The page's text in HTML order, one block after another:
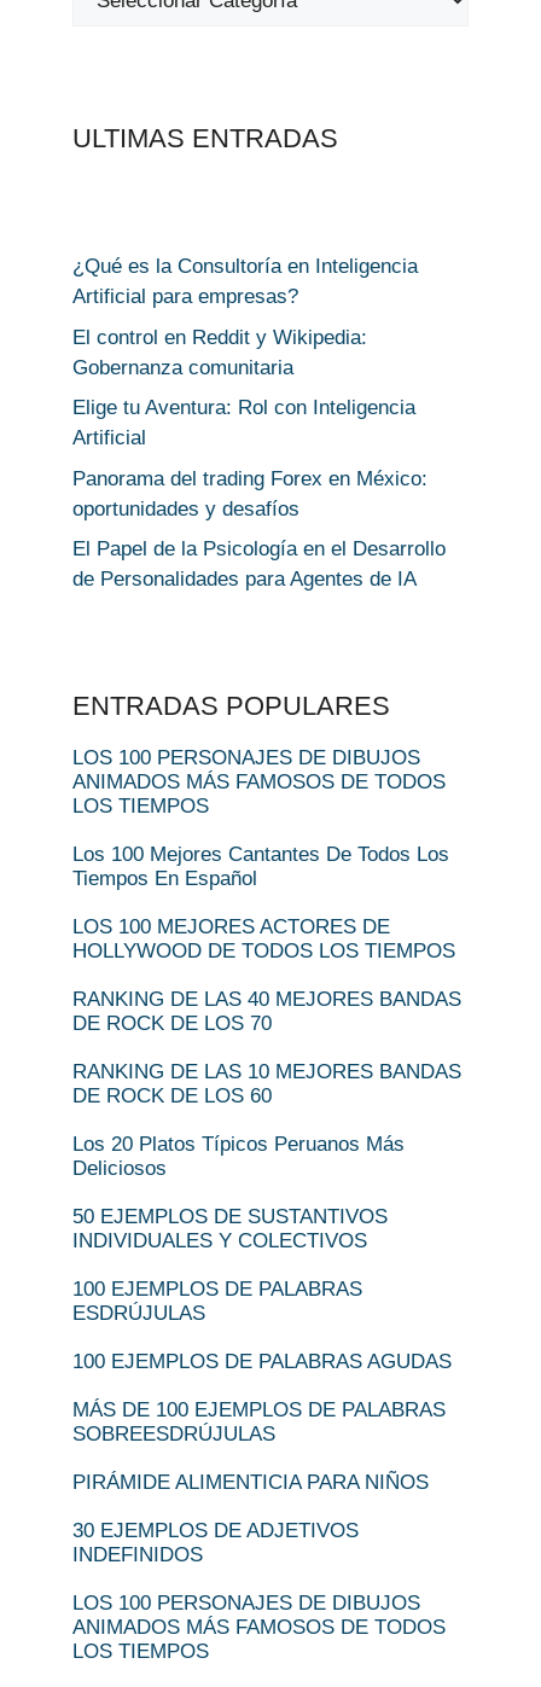
ULTIMAS ENTRADAS
¿Qué es la Consultoría en Inteligencia
Artificial para empresas?
El control en Reddit y Wikipedia:
Gobernanza comunitaria
Elige tu Aventura: Rol con Inteligencia
Artificial
Panorama del trading Forex en México:
oportunidades y desafíos
El Papel de la Psicología en el Desarrollo
de Personalidades para Agentes de IA
ENTRADAS POPULARES
LOS 100 PERSONAJES DE DIBUJOS
ANIMADOS MÁS FAMOSOS DE TODOS
LOS TIEMPOS
Los 100 Mejores Cantantes De Todos Los
Tiempos En Español
LOS 100 MEJORES ACTORES DE
HOLLYWOOD DE TODOS LOS TIEMPOS
RANKING DE LAS 40 MEJORES BANDAS
DE ROCK DE LOS 70
RANKING DE LAS 10 MEJORES BANDAS
DE ROCK DE LOS 60
Los 20 Platos Típicos Peruanos Más
Deliciosos
50 EJEMPLOS DE SUSTANTIVOS
INDIVIDUALES Y COLECTIVOS
100 EJEMPLOS DE PALABRAS
ESDRÚJULAS
100 EJEMPLOS DE PALABRAS AGUDAS
MÁS DE 100 EJEMPLOS DE PALABRAS
SOBREESDRÚJULAS
PIRÁMIDE ALIMENTICIA PARA NIÑOS
30 EJEMPLOS DE ADJETIVOS
INDEFINIDOS
LOS 100 PERSONAJES DE DIBUJOS
ANIMADOS MÁS FAMOSOS DE TODOS
LOS TIEMPOS